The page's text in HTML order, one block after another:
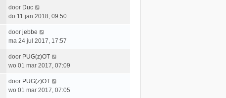
c
h
e
c
h
e
b
e
c
h
t
s
e
b
e
c
h
L
a
t
s
e
b
e
door Duc
do 11 jan 2018, 09:50
L
a
t
s
e
b
door jebbe
ma 24 jul 2017, 17:57
L
a
t
s
door PUG(z)OT
wo 01 mar 2017, 07:09
L
a
door PUG(z)OT
wo 01 mar 2017, 07:05